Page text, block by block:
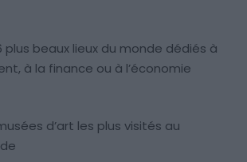
plus beaux lieux du monde dédiés à
à la finance ou à l’économie
d’art les plus visités au